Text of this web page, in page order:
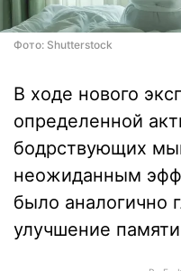
Фото: Shutterstock
В ходе нового
определенной
бодрствующих
неожиданным
было аналогично
улучшение